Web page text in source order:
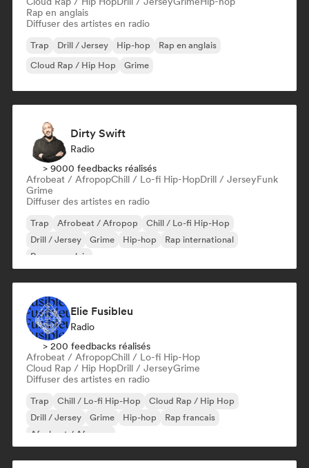
Rap en anglais
Diffuser des artistes en radio
Trap Drill / Jersey Hip-hop
Rap en anglais
Cloud Rap / Hip Hop
Grime
Dirty Swift
Radio
> 9000 feedbacks réalisés
Afrobeat / AfropopChill / Lo-fi Hip-HopDrill / JerseyFunk
Grime
Diffuser des artistes en radio
Trap Afrobeat / Afropop
Chill / Lo-fi Hip-Hop
Drill / Jersey
Grime Hip-hop
Rap international
Rap en anglais
Elie Fusibleu
Radio
> 200 feedbacks réalisés
Afrobeat / AfropopChill / Lo-fi Hip-Hop
Cloud Rap / Hip HopDrill / JerseyGrime
Diffuser des artistes en radio
Trap Chill / Lo-fi Hip-Hop
Cloud Rap / Hip Hop
Drill / Jersey
Grime Hip-hop
Rap francais
Afrobeat / Afropop